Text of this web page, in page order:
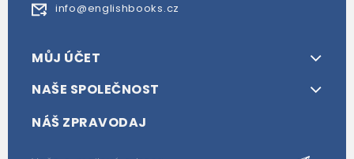
info@englishbooks.cz
MŮJ ÚČET
NAŠE SPOLEČNOST
NÁŠ ZPRAVODAJ